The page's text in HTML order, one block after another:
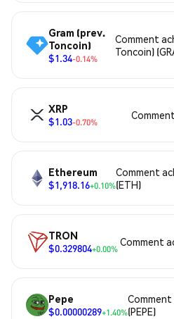
Gram (prev.
Toncoin)
$1.34-0.14%
Comment
Toncoin)
XRP
$1.03-0.70%
Ethereum
$1,918.16+0.10%
Comment
(ETH)
TRON
$0.329804+0.00%
Comment
Pepe
$0.00000289+1.40%(PEPE)